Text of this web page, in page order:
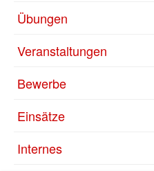
Übungen
Veranstaltungen
Bewerbe
Einsätze
Internes